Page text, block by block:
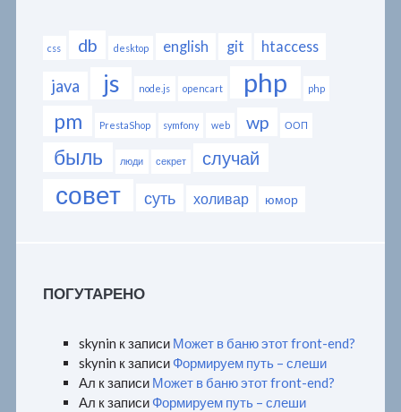
css db desktop english git htaccess
java js node.js opencart php php
pm PrestaShop symfony web wp ООП
быль люди секрет случай
совет суть холивар юмор
ПОГУТАРЕНО
skynin к записи Может в баню этот front-end?
skynin к записи Формируем путь – слеши
Ал к записи Может в баню этот front-end?
Ал к записи Формируем путь – слеши